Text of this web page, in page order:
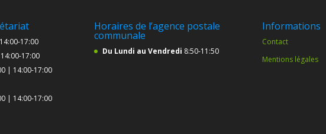
17:00
17:00
| 14:00-17:00
| 14:00-17:00
Horaires de l’agence postale
communale
Du Lundi au Vendredi 8:50-11:50
Informations
Contact
Mentions légales